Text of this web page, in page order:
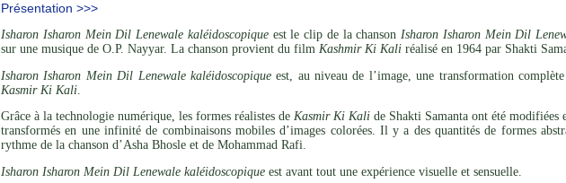
Présentation >>>
Isharon Isharon Mein Dil Lenewale kaléidoscopiqueest le clip de la chansonIsharon Isharon Mein Dil
sur une musique de O.P. Nayyar. La chanson provient du filmKashmir Ki Kali réalisé en 1964 par Shakti
Isharon Isharon Mein Dil Lenewale kaléidoscopiqueest, au niveau de l’image, une transformation
Kasmir Ki Kali
Grâce à la technologie numérique, les formes réalistes deKasmir Ki Kali de Shakti Samanta ont été modifiées
transformés en une infinité de combinaisons mobiles d’images colorées. Il y a des quantités de formes
rythme de la chanson d’Asha Bhosle et de Mohammad Rafi.
Isharon Isharon Mein Dil Lenewale kaléidoscopique est avant tout une expérience visuelle et sensuelle.